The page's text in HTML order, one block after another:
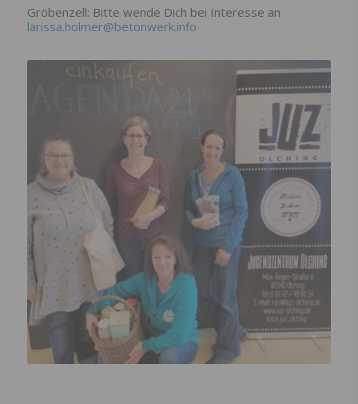
Gröbenzell: Bitte wende Dich bei Interesse an
larissa.holmer@betonwerk.info